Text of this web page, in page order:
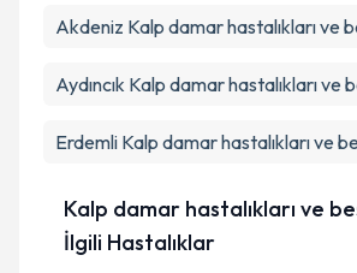
Akdeniz Kalp damar hastalıkları ve
Aydıncık Kalp damar hastalıkları ve
Erdemli Kalp damar hastalıkları ve
Kalp damar hastalıkları ve
İlgili Hastalıklar